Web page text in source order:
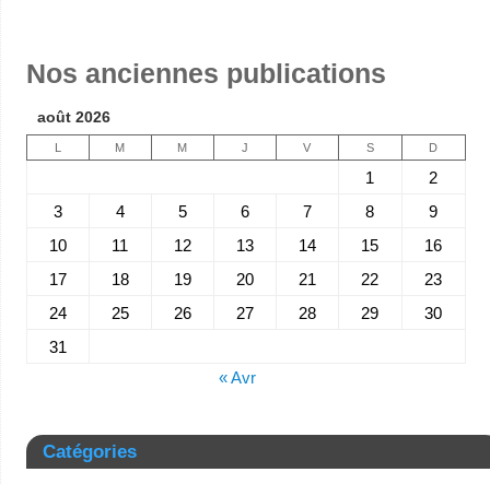
Nos anciennes publications
août 2026
L M M J V S D
1
2
3
4 5 6 7 8
9
10
11 12 13 14 15
16
17
18 19 20 21 22
23
24
25 26 27 28 29
30
31
« Avr
Catégories